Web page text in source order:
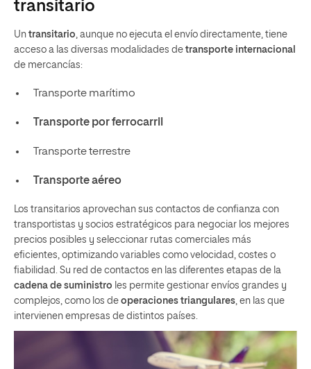
transitario
Un transitario, aunque no ejecuta el envío directamente, tiene
acceso a las diversas modalidades de transporte internacional
de mercancías:
Transporte marítimo
Transporte por ferrocarril
Transporte terrestre
Transporte aéreo
Los transitarios aprovechan sus contactos de confianza con
transportistas y socios estratégicos para negociar los mejores
precios posibles y seleccionar rutas comerciales más
eficientes, optimizando variables como velocidad, costes o
fiabilidad. Su red de contactos en las diferentes etapas de la
cadena de suministro les permite gestionar envíos grandes y
complejos, como los de operaciones triangulares, en las que
intervienen empresas de distintos países.